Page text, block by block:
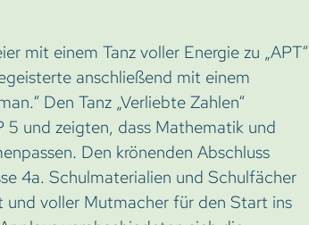
mit einem Tanz voller Energie zu „APT“
anschließend mit einem
Den Tanz „Verliebte Zahlen“
5 und zeigten, dass Mathematik und
Den krönenden Abschluss
4a. Schulmaterialien und Schulfächer
voller Mutmacher für den Start ins